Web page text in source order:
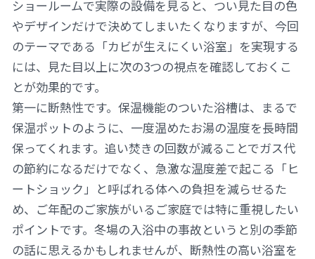
ショールームで実際の設備を見ると、つい見た目の色
やデザインだけで決めてしまいたくなりますが、今回
のテーマである「カビが生えにくい浴室」を実現する
には、見た目以上に次の3つの視点を確認しておくこ
とが効果的です。
第一に断熱性です。保温機能のついた浴槽は、まるで
保温ポットのように、一度温めたお湯の温度を長時間
保ってくれます。追い焚きの回数が減ることでガス代
の節約になるだけでなく、急激な温度差で起こる「ヒ
ートショック」と呼ばれる体への負担を減らせるた
め、ご年配のご家族がいるご家庭では特に重視したい
ポイントです。冬場の入浴中の事故というと別の季節
の話に思えるかもしれませんが、断熱性の高い浴室を